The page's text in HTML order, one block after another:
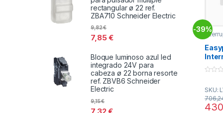
-39%
3P/
u
t
o
f
SKU:
rectangular ø 22 ref.
ZBA710 Schneider Electric
7,85€
9,82€
Bloque luminoso azul led
integrado 24V para
cabeza ø 22 borna resorte
ref. ZBVB6 Schneider
Electric
9,15€